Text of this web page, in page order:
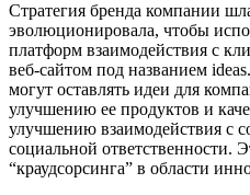
Стратегия бренда компании
эволюционировала, чтобы
платформ взаимодействия с
веб-сайтом под названием
могут оставлять идеи для
улучшению ее продуктов и
улучшению взаимодействия с
социальной ответственности.
“краудсорсинга” в области